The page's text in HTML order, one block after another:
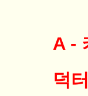
A -
덕